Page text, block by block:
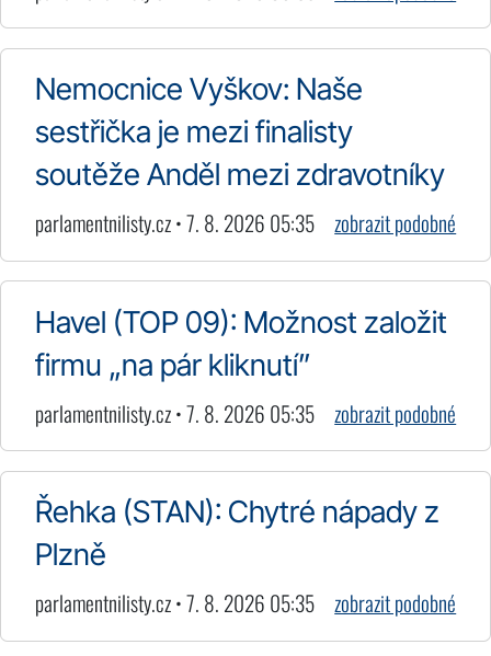
Nemocnice Vyškov: Naše
sestřička je mezi finalisty
soutěže Anděl mezi zdravotníky
parlamentnilisty.cz • 7. 8. 2026 05:35 zobrazit podobné
Havel (TOP 09): Možnost založit
firmu „na pár kliknutí”
parlamentnilisty.cz • 7. 8. 2026 05:35 zobrazit podobné
Řehka (STAN): Chytré nápady z
Plzně
parlamentnilisty.cz • 7. 8. 2026 05:35 zobrazit podobné